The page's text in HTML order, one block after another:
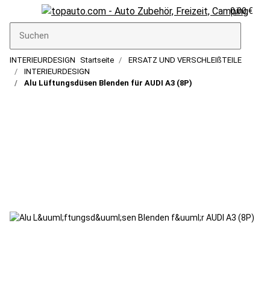
0,00 €
INTERIEURDESIGN Startseite
ERSATZ UND VERSCHLEIßTEILE
INTERIEURDESIGN
Alu Lüftungsdüsen Blenden für AUDI A3 (8P)